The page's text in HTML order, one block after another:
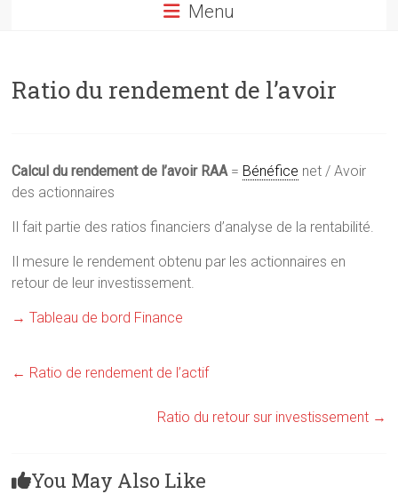
Menu
Ratio du rendement de l’avoir
Calcul du rendement de l’avoir RAA = Bénéfice net / Avoir
des actionnaires
Il fait partie des ratios financiers d’analyse de la rentabilité.
Il mesure le rendement obtenu par les actionnaires en
retour de leur investissement.
→ Tableau de bord Finance
← Ratio de rendement de l’actif
Ratio du retour sur investissement →
You May Also Like